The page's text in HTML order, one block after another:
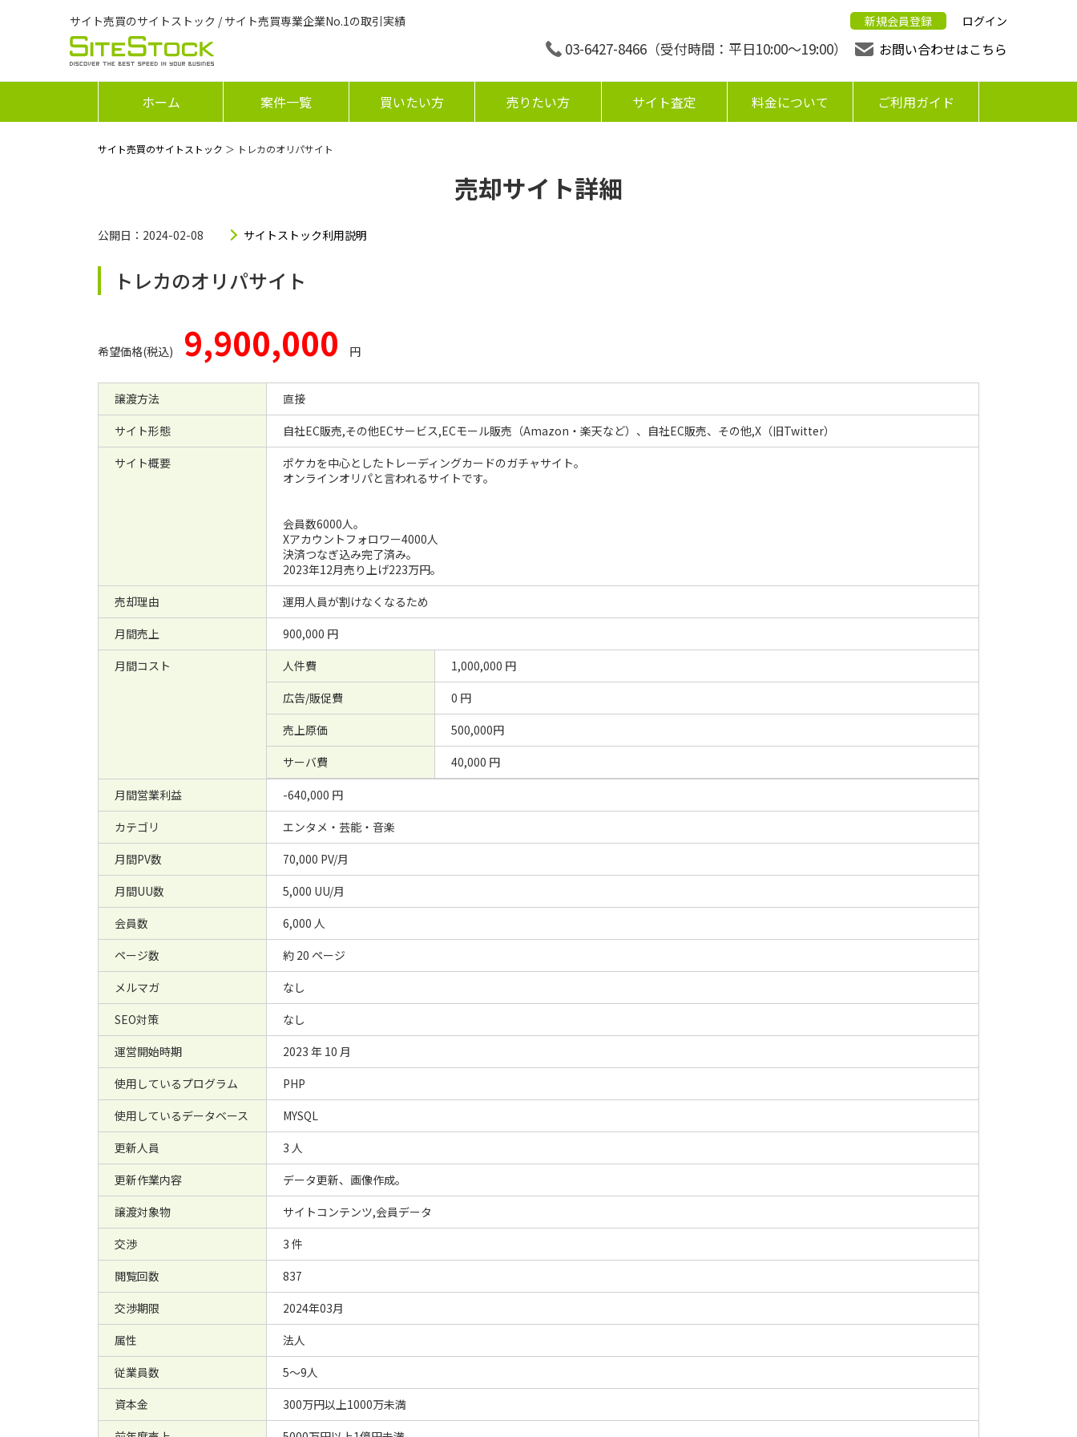
サイト売買のサイトストック / サイト売買専業企業No.1の取引実績 新規会員登録 ログイン
03-6427-8466 （受付時間：平日10:00〜19:00） お問い合わせはこちら
ホーム 案件一覧 買いたい方 売りたい方 サイト査定 料金について ご利用ガイド
サイト売買のサイトストック ＞ トレカのオリパサイト
売却サイト詳細
公開日：2024-02-08 サイトストック利用説明
トレカのオリパサイト
希望価格(税込) 9,900,000 円
譲渡方法
直接
サイト形態
自社EC販売,その他ECサービス,ECモール販売（Amazon・楽天など）、自社EC販売、その他,X（旧Twitter）
サイト概要
ポケカを中心としたトレーディングカードのガチャサイト。
オンラインオリパと言われるサイトです。
会員数6000人。
Xアカウントフォロワー4000人
決済つなぎ込み完了済み。
2023年12月売り上げ223万円。
売却理由
運用人員が割けなくなるため
月間売上
900,000 円
月間コスト
人件費
1,000,000 円
広告/販促費
0 円
売上原価
500,000円
サーバ費
40,000 円
月間営業利益
-640,000 円
カテゴリ
エンタメ・芸能・音楽
月間PV数
70,000 PV/月
月間UU数
5,000 UU/月
会員数
6,000 人
ページ数
約 20 ページ
メルマガ
なし
SEO対策
なし
運営開始時期
2023 年 10 月
使用しているプログラム
PHP
使用しているデータベース
MYSQL
更新人員
3 人
更新作業内容
データ更新、画像作成。
譲渡対象物
サイトコンテンツ,会員データ
交渉
3 件
閲覧回数
837
交渉期限
2024年03月
属性
法人
従業員数
5～9人
資本金
300万円以上1000万未満